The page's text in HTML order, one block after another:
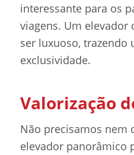
interessante para os
viagens. Um
ser luxuoso, trazendo
exclusividade.
Valorização
Não precisamos nem
elevador panorâmico